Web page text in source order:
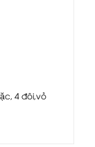
4 đôi,vỏ